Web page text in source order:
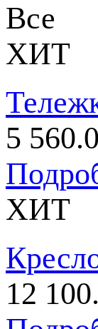
Все
ХИТ
5
ХИТ
12